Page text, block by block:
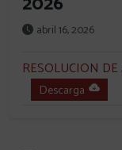
abril 16, 2026
RESOLUCION
Descarga